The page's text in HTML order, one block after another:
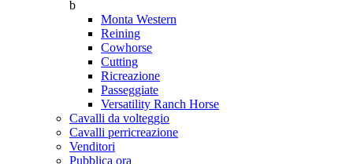
b
Monta Western
Reining
Cowhorse
Cutting
Ricreazione
Passeggiate
Versatility Ranch Horse
Cavalli da volteggio
Cavalli perricreazione
Venditori
Pubblica ora